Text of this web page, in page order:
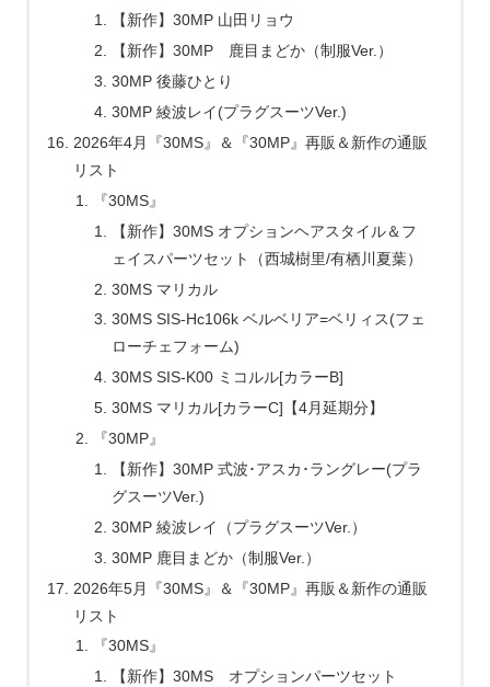
【新作】30MP 山田リョウ
【新作】30MP 鹿目まどか（制服Ver.）
30MP 後藤ひとり
30MP 綾波レイ(プラグスーツVer.)
2026年4月『30MS』＆『30MP』再販＆新作の通販
リスト
『30MS』
【新作】30MS オプションヘアスタイル＆フ
ェイスパーツセット（西城樹里/有栖川夏葉）
30MS マリカル
30MS SIS-Hc106k ベルベリア=ベリィス(フェ
ローチェフォーム)
30MS SIS-K00 ミコルル[カラーB]
30MS マリカル[カラーC]【4月延期分】
『30MP』
【新作】30MP 式波･アスカ･ラングレー(プラ
グスーツVer.)
30MP 綾波レイ（プラグスーツVer.）
30MP 鹿目まどか（制服Ver.）
2026年5月『30MS』＆『30MP』再販＆新作の通販
リスト
『30MS』
【新作】30MS オプションパーツセット